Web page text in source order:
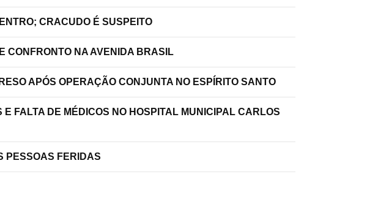
CRACUDO É SUSPEITO
CONFRONTO NA AVENIDA BRASIL
APÓS OPERAÇÃO CONJUNTA NO ESPÍRITO SANTO
FALTA DE MÉDICOS NO HOSPITAL MUNICIPAL CARLOS
PESSOAS FERIDAS